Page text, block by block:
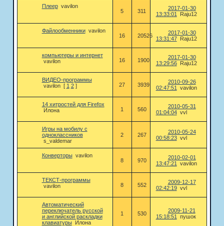
Плеер vavilon
5
311
2017-01-30
13:33:01
Raju12
Файлообменники vavilon
16
20526
2017-01-30
13:31:47
Raju12
компьютеры и интернет
vavilon
16 1900
2017-01-30
13:29:56
Raju12
ВИДЕО-программы
vavilon [ 1 2 ] 27 3939
2010-09-26
02:47:51
vavilon
14 хитростей для Firefox
Илона
1 560
2010-05-31
01:04:04 vvl
Игры на мобилу с
одноклассников
s_valdemar
2 267
2010-05-24
00:58:23 vvl
Конверторы vavilon
8
970
2010-02-01
13:47:21
vavilon
ТЕКСТ-программы
vavilon
8 552
2009-12-17
02:42:19 vvl
Автоматический
переключатель русской
и английской раскладки
клавиатуры
Илона
1 530
2009-11-21
15:18:51
пушок